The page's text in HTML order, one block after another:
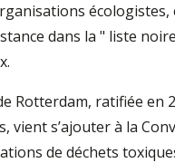
dans la " liste
Rotterdam, ratifiée en
vient s’ajouter à la
de déchets